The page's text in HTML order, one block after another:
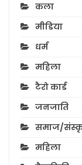
कला
मीडिया
धर्म
महिला
टैरो कार्ड
जनजाति
समाज/
महिला